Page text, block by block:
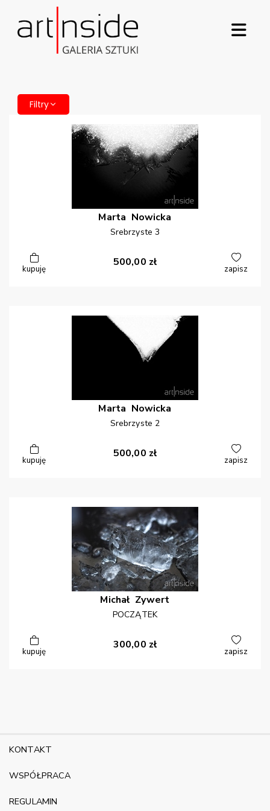
Filtry
Marta Nowicka
Srebrzyste 3
kupuję
500,00 zł
zapisz
Marta Nowicka
Srebrzyste 2
kupuję
500,00 zł
zapisz
Michał Zywert
POCZĄTEK
kupuję
300,00 zł
zapisz
KONTAKT
WSPÓŁPRACA
REGULAMIN